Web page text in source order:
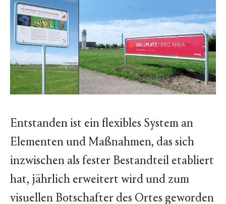
Entstanden ist ein flexibles System an
Elementen und Maßnahmen, das sich
inzwischen als fester Bestandteil etabliert
hat, jährlich erweitert wird und zum
visuellen Botschafter des Ortes geworden